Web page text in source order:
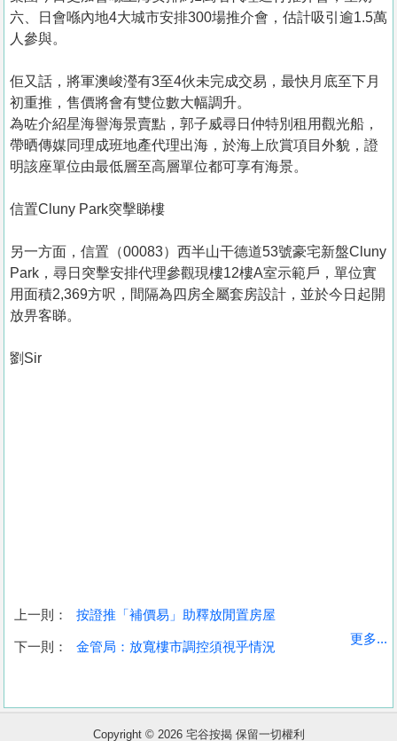
收
盤
六、日會喺內地4大城市安排300場推介會，估計吸引逾1.5萬
人參與。
佢又話，將軍澳峻瀅有3至4伙未完成交易，最快月底至下月
初重推，售價將會有雙位數大幅調升。
為咗介紹星海譽海景賣點，郭子威尋日仲特別租用觀光船，
帶晒傳媒同理成班地產代理出海，於海上欣賞項目外貌，證
明該座單位由最低層至高層單位都可享有海景。
信置Cluny Park突擊睇樓
另一方面，信置（00083）西半山干德道53號豪宅新盤Cluny
Park，尋日突擊安排代理參觀現樓12樓A室示範戶，單位實
用面積2,369方呎，間隔為四房全屬套房設計，並於今日起開
放畀客睇。
劉Sir
上一則： 按證推「補價易」助釋放閒置房屋
下一則： 金管局：放寬樓市調控須視乎情況
更多...
Copyright © 2026 宅谷按揭 保留一切權利